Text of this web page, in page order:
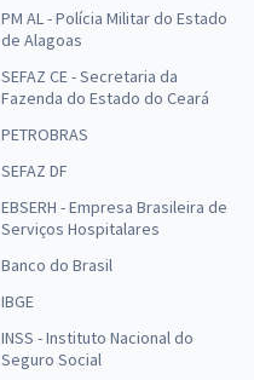
PM AL - Polícia Militar do Estado
de Alagoas
SEFAZ CE - Secretaria da
Fazenda do Estado do Ceará
PETROBRAS
SEFAZ DF
EBSERH - Empresa Brasileira de
Serviços Hospitalares
Banco do Brasil
IBGE
INSS - Instituto Nacional do
Seguro Social